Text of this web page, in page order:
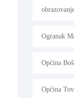
Ogranak
Općina
Općina